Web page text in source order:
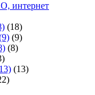
интернет
(18)
(9)
(8)
(13)